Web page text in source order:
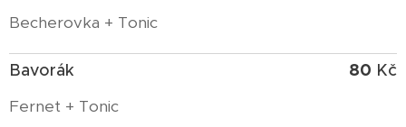
Becherovka + Tonic
Bavorák
Fernet + Tonic
80 Kč